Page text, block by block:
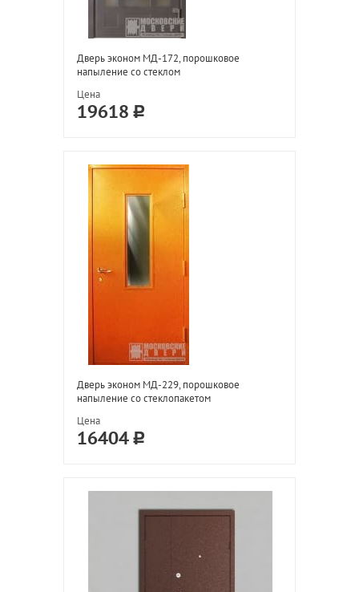
Дверь эконом МД-172, порошковое
напыление со стеклом
Цена
19618
Дверь эконом МД-229, порошковое
напыление со стеклопакетом
Цена
16404